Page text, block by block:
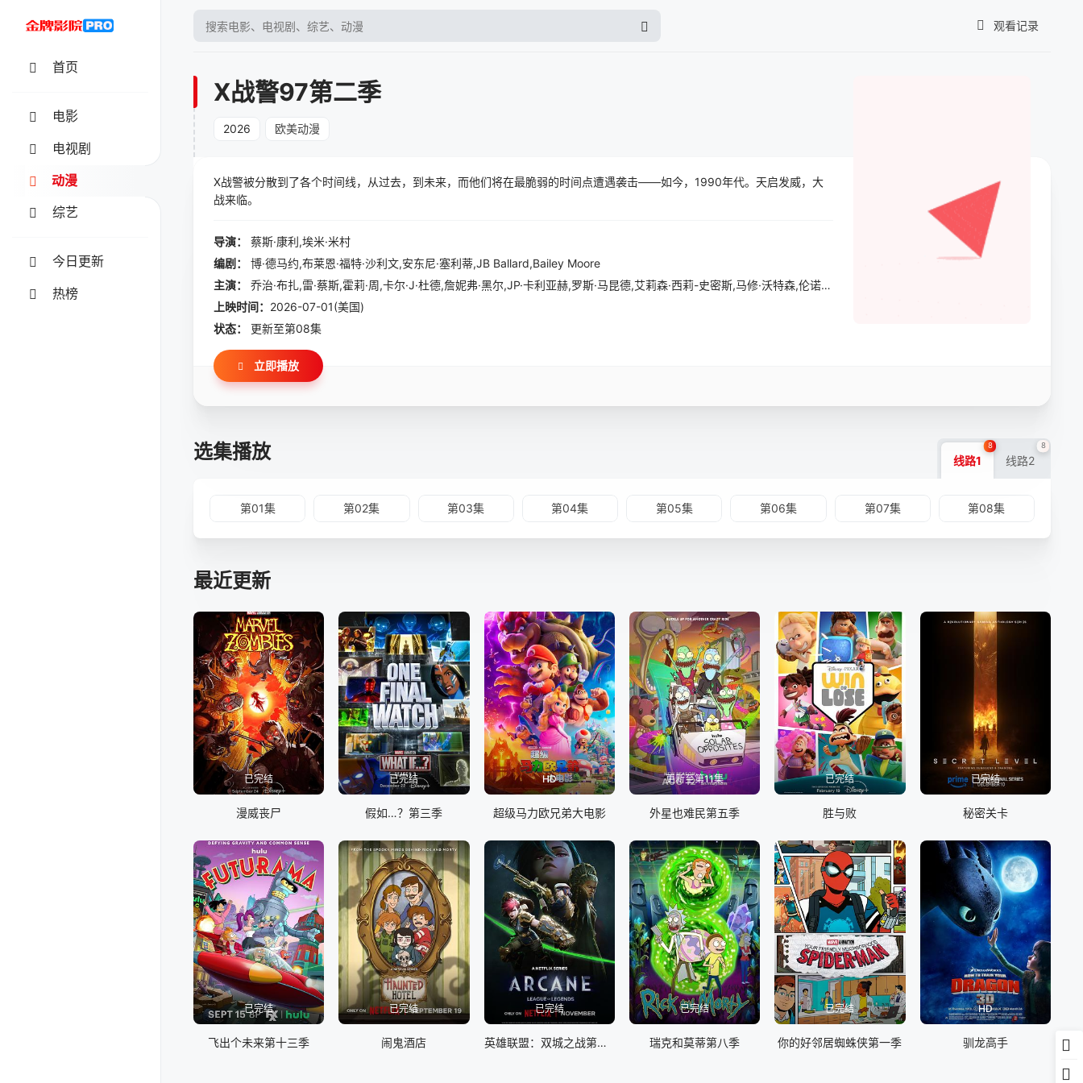
观看记录
暂无观看影片的记录
首页
电影
电视剧
动漫
综艺
今日更新
热榜
X战警97第二季
2026 欧美动漫
X战警被分散到了各个时间线，从过去，到未来，而他们将在最脆弱的时间点遭遇袭击——如今，1990年代。天启发威，大
战来临。
导演：
蔡斯·康利,埃米·米村
编剧：
博·德马约,布莱恩·福特·沙利文,安东尼·塞利蒂,JB Ballard,Bailey Moore
主演：
乔治·布扎,雷·蔡斯,霍莉·周,卡尔·J·杜德,詹妮弗·黑尔,JP·卡利亚赫,罗斯·马昆德,艾莉森·西莉-史密斯,马修·沃特森,伦诺·赞恩,迈克尔·约翰斯顿
上映时间： 2026-07-01(美国)
状态：
更新至第08集
立即播放
选集播放 线路1
8
线路2
8
第01集 第02集 第03集 第04集 第05集 第06集 第07集 第08集
最近更新
已完结
漫威丧尸
已完结
假如…？第三季
HD
超级马力欧兄弟大电影
更新至第11集
外星也难民第五季
已完结
胜与败
已完结
秘密关卡
已完结
飞出个未来第十三季
已完结
闹鬼酒店
已完结
英雄联盟：双城之战第二季英语
已完结
瑞克和莫蒂第八季
已完结
你的好邻居蜘蛛侠第一季
HD
驯龙高手